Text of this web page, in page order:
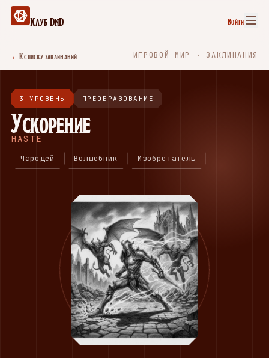
Клуб DnD Войти
←К списку заклинаний ИГРОВОЙ МИР · ЗАКЛИНАНИЯ
3 УРОВЕНЬ ПРЕОБРАЗОВАНИЕ
Ускорение
HASTE
Чародей Волшебник Изобретатель